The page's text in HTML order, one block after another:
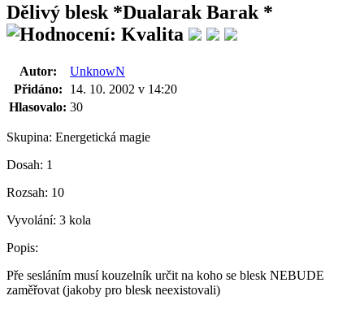
Dělivý blesk *Dualarak Barak *
Autor:
UnknowN
Přidáno:
14. 10. 2002 v 14:20
Hlasovalo: 30
Skupina: Energetická magie
Dosah: 1
Rozsah: 10
Vyvolání: 3 kola
Popis:
Pře sesláním musí kouzelník určit na koho se blesk NEBUDE
zaměřovat (jakoby pro blesk neexistovali)